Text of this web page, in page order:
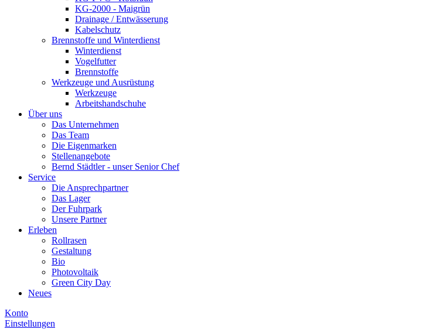
KG-2000 - Maigrün
Drainage / Entwässerung
Kabelschutz
Brennstoffe und Winterdienst
Winterdienst
Vogelfutter
Brennstoffe
Werkzeuge und Ausrüstung
Werkzeuge
Arbeitshandschuhe
Über uns
Das Unternehmen
Das Team
Die Eigenmarken
Stellenangebote
Bernd Städtler - unser Senior Chef
Service
Die Ansprechpartner
Das Lager
Der Fuhrpark
Unsere Partner
Erleben
Rollrasen
Gestaltung
Bio
Photovoltaik
Green City Day
Neues
Konto
Einstellungen